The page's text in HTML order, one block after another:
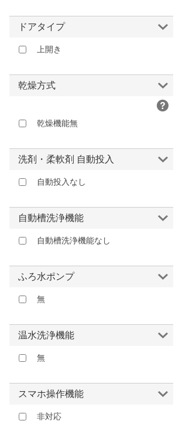
め20
モデ
洗濯機の寿命は何年くらい？修理か買い
替えか迷ったときの判断基準も解説
BIC WAVE
ドアタイプ
上開き
乾燥方式
乾燥機能無
洗剤・柔軟剤 自動投入
自動投入なし
自動槽洗浄機能
自動槽洗浄機能なし
ふろ水ポンプ
無
温水洗浄機能
無
スマホ操作機能
非対応